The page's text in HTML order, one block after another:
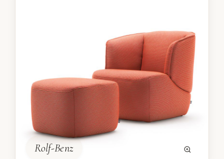
Rolf-Benz